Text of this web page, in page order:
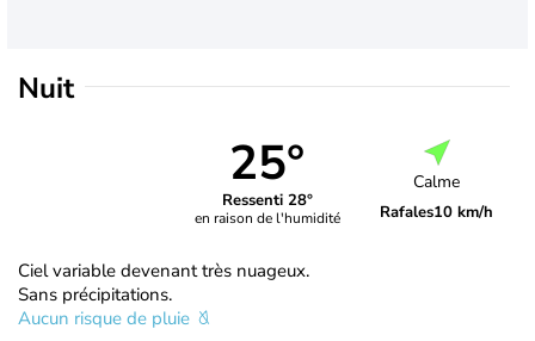
Nuit
25°
Ressenti 28°
en raison de l'humidité
Calme
Rafales10 km/h
Ciel variable devenant très nuageux.
Sans précipitations.
Aucun risque de pluie